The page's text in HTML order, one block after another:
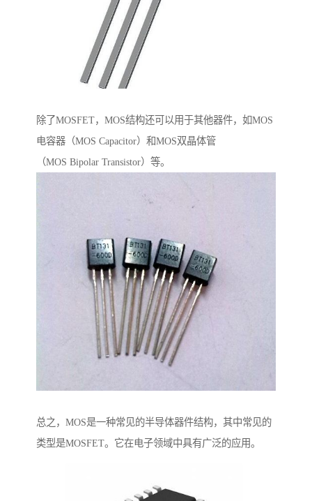
除了MOSFET，MOS结构还可以用于其他器件，如MOS
电容器（MOS Capacitor）和MOS双晶体管
（MOS Bipolar Transistor）等。
总之，MOS是一种常见的半导体器件结构，其中常见的
类型是MOSFET。它在电子领域中具有广泛的应用。